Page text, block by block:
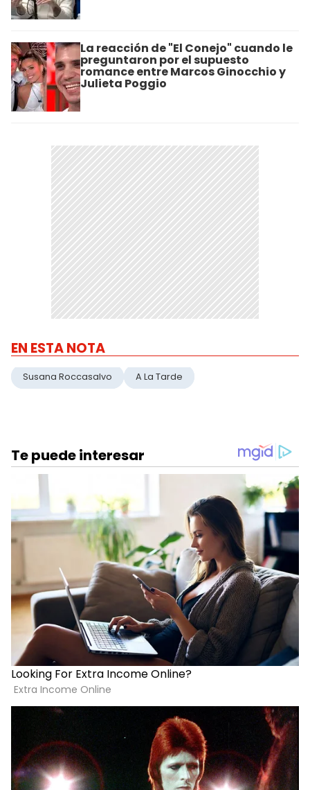
La reacción de "El Conejo" cuando le
preguntaron por el supuesto
romance entre Marcos Ginocchio y
Julieta Poggio
EN ESTA NOTA
Susana Roccasalvo A La Tarde